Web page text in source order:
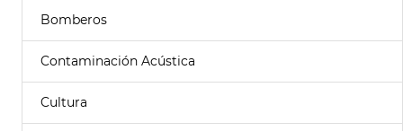
Bomberos
Contaminación Acústica
Cultura